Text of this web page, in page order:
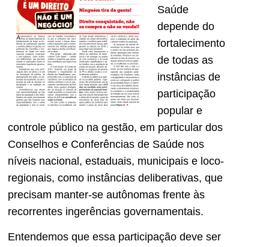
Saúde
depende do
fortalecimento
de todas as
instâncias de
participação
popular e
controle público na gestão, em particular dos
Conselhos e Conferências de Saúde nos
níveis nacional, estaduais, municipais e loco-
regionais, como instâncias deliberativas, que
precisam manter-se autônomas frente às
recorrentes ingerências governamentais.
Entendemos que essa participação deve ser